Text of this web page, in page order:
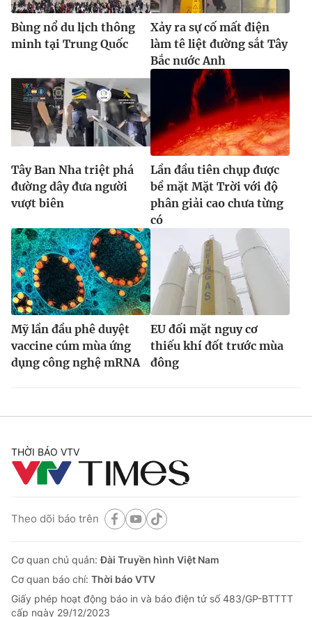
Bùng nổ du lịch thông
minh tại Trung Quốc
Xảy ra sự cố mất điện
làm tê liệt đường sắt Tây
Bắc nước Anh
Tây Ban Nha triệt phá
đường dây đưa người
vượt biên
Lần đầu tiên chụp được
bề mặt Mặt Trời với độ
phân giải cao chưa từng
có
Mỹ lần đầu phê duyệt
vaccine cúm mùa ứng
dụng công nghệ mRNA
EU đối mặt nguy cơ
thiếu khí đốt trước mùa
đông
THỜI BÁO VTV
Theo dõi báo trên
Cơ quan chủ quản:Đài Truyền hình Việt Nam
Cơ quan báo chí: Thời báo VTV
Giấy phép hoạt động báo in và báo điện tử số 483/GP-BTTTT
cấp ngày 29/12/2023